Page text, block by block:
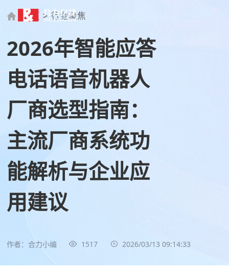
首页 > 行业聚焦
2026年智能应答
电话语音机器人
厂商选型指南：
主流厂商系统功
能解析与企业应
用建议
作者：合力小编 1517 2026/03/13 09:14:33